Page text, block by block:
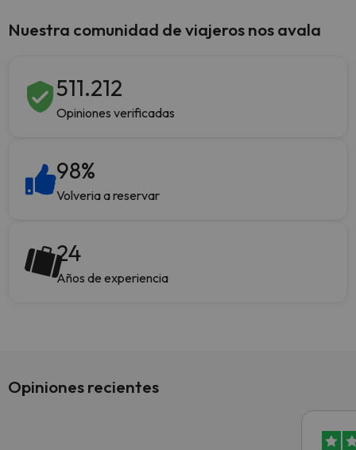
Nuestra comunidad de viajeros nos avala
511.212
Opiniones verificadas
98%
Volveria a reservar
24
Años de experiencia
Opiniones recientes